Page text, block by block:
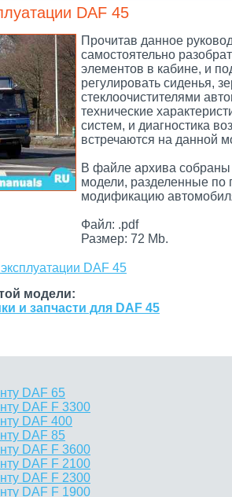
DAF 45
Прочитав данное
самостоятельно
элементов в кабине, и
регулировать сиденья,
стеклоочистителями
технические
систем, и диагностика
встречаются на данной
В файле архива собраны
модели, разделенные по
модификацию
Файл: .pdf
Размер: 72 Mb.
DAF 45
модели:
и запчасти для DAF 45
DAF 65
DAF F 3300
DAF 400
DAF 85
DAF F 3600
DAF F 2100
DAF F 2300
DAF F 1900